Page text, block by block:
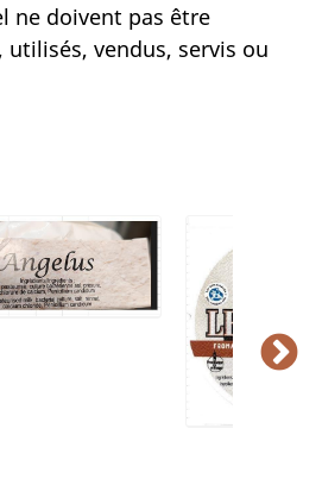
ne doivent pas être
utilisés, vendus, servis ou